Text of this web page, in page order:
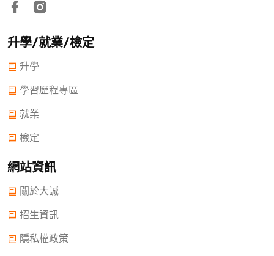
升學/就業/檢定
升學
學習歷程專區
就業
檢定
網站資訊
關於大誠
招生資訊
隱私權政策